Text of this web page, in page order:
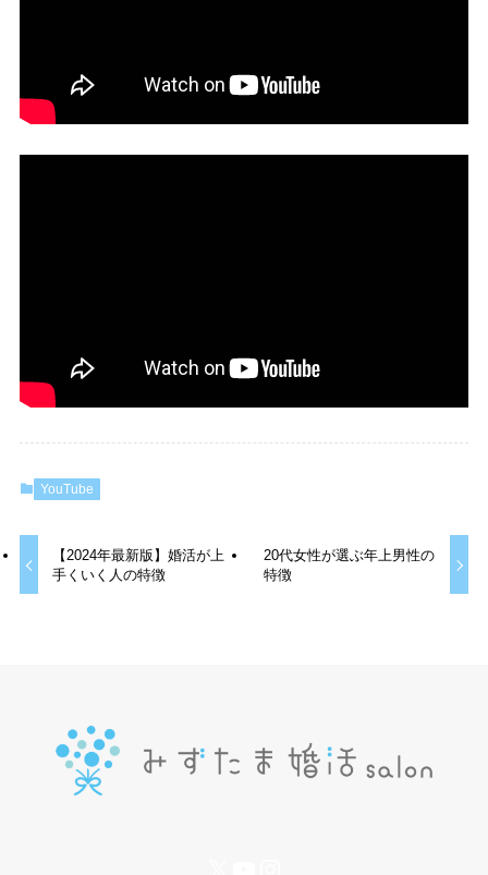
YouTube
【2024年最新版】婚活が上
手くいく人の特徴
20代女性が選ぶ年上男性の
特徴